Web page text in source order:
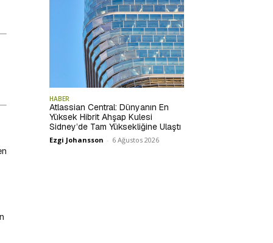
HABER
Atlassian Central: Dünyanın En
Yüksek Hibrit Ahşap Kulesi
Sidney’de Tam Yüksekliğine Ulaştı
Ezgi Johansson - 6 Ağustos 2026